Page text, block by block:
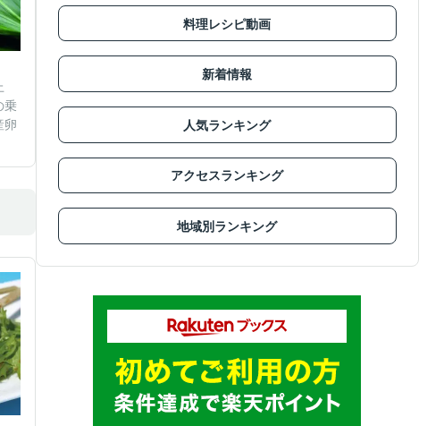
乗
卵
料理レシピ動画
新着情報
人気ランキング
アクセスランキング
地域別ランキング